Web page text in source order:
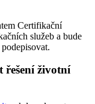
Certifikační
služeb a bude
řešení životní